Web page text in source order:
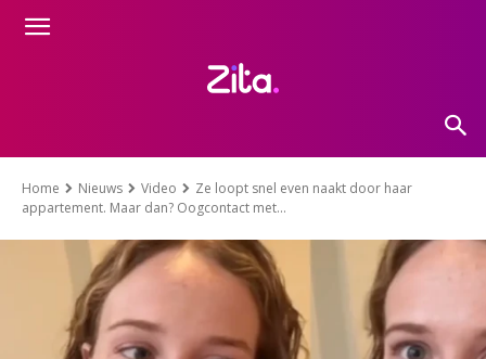
Home Nieuws Video
Ze loopt snel even naakt door haar
appartement. Maar dan? Oogcontact met...